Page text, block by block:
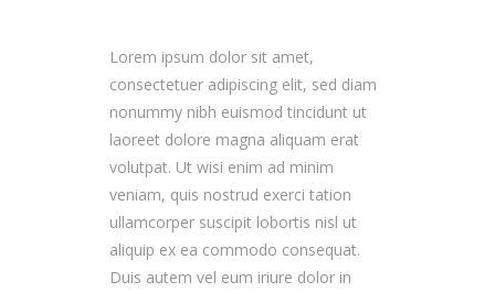
Lorem ipsum dolor sit amet,
consectetuer adipiscing elit, sed diam
nonummy nibh euismod tincidunt ut
laoreet dolore magna aliquam erat
volutpat. Ut wisi enim ad minim
veniam, quis nostrud exerci tation
ullamcorper suscipit lobortis nisl ut
aliquip ex ea commodo consequat.
Duis autem vel eum iriure dolor in